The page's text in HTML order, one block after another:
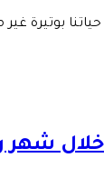
في حياتنا
شهر